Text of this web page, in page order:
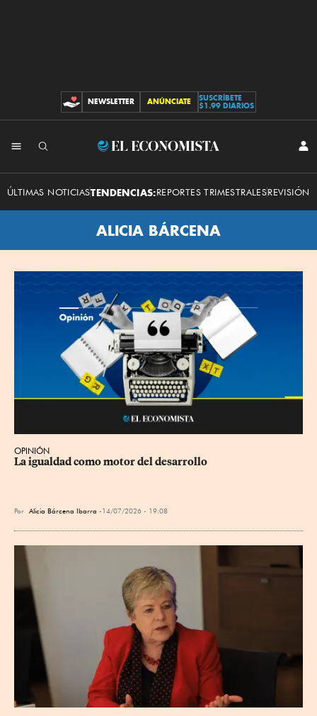
CONTRIBUCIONES
NEWSLETTER ANÚNCIATE
SUSCRÍBETE
$1.99 DIARIOS
El
Economista
ÚLTIMAS NOTICIASTENDENCIAS:REPORTES TRIMESTRALESREVISIÓN
ALICIA BÁRCENA
OPINIÓN
La igualdad como motor del desarrollo
Por Alicia Bárcena Ibarra 14/07/2026 - 19:08